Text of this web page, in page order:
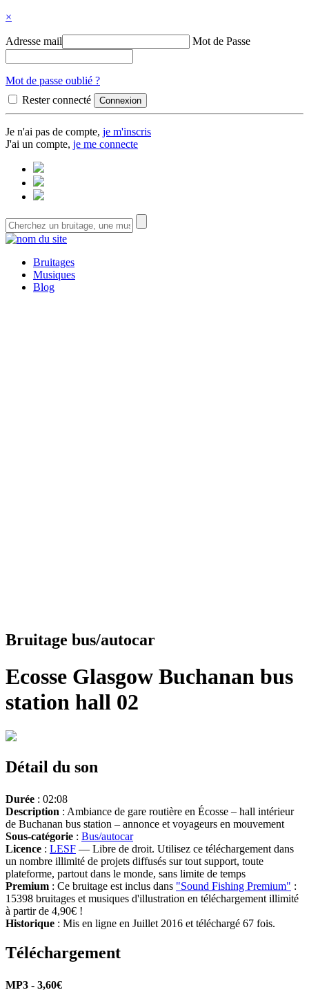
×
Adresse mail Mot de Passe
Mot de passe oublié ?
Rester connecté
Je n'ai pas de compte, je m'inscris
J'ai un compte, je me connecte
Bruitages
Musiques
Blog
Bruitage bus/autocar
Ecosse Glasgow Buchanan bus
station hall 02
Détail du son
Durée : 02:08
Description : Ambiance de gare routière en Écosse – hall intérieur
de Buchanan bus station – annonce et voyageurs en mouvement
Sous-catégorie : Bus/autocar
Licence : LESF — Libre de droit. Utilisez ce téléchargement dans
un nombre illimité de projets diffusés sur tout support, toute
plateforme, partout dans le monde, sans limite de temps
Premium : Ce bruitage est inclus dans "Sound Fishing Premium" :
15398 bruitages et musiques d'illustration en téléchargement illimité
à partir de 4,90€ !
Historique : Mis en ligne en Juillet 2016 et téléchargé 67 fois.
Téléchargement
MP3 - 3,60€